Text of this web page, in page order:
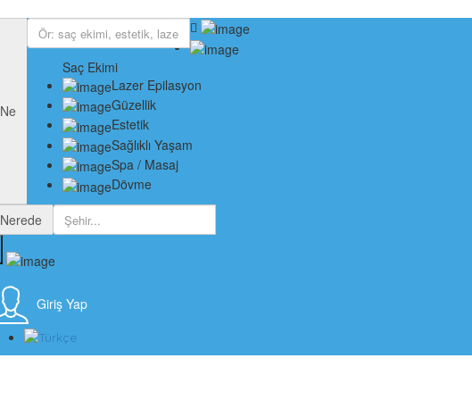
Ne
Saç Ekimi
Lazer Epilasyon
Güzellik
Estetik
Sağlıklı Yaşam
Spa / Masaj
Dövme
Nerede
Giriş Yap